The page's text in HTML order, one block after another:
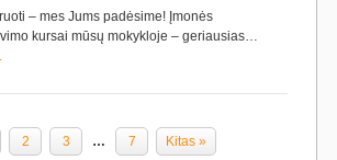
– mes Jums padėsime! Įmonės
kursai mūsų mokykloje – geriausias…
2 3 … 7 Kitas »